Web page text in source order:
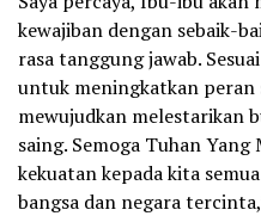
kewajiban dengan sebaik-
rasa tanggung jawab.
untuk meningkatkan peran
mewujudkan melestarikan
saing. Semoga Tuhan Yang
kekuatan kepada kita
bangsa dan negara